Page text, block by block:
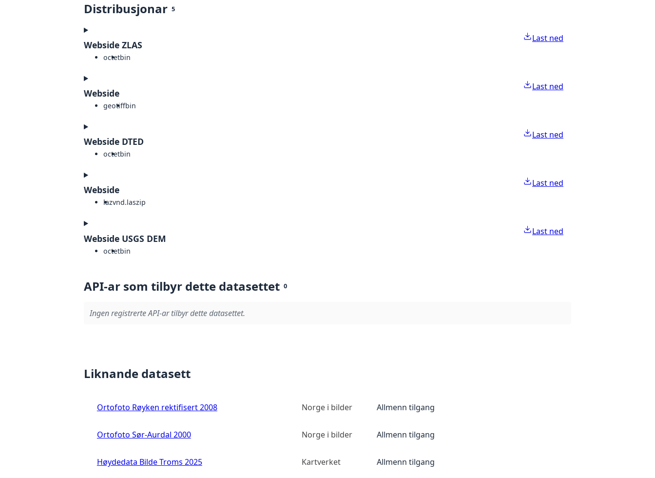
Distribusjonar 5
Webside ZLAS
octetbin
Last ned
Webside
geotiffbin
Last ned
Webside DTED
octetbin
Last ned
Webside
lazvnd.laszip
Last ned
Webside USGS DEM
octetbin
Last ned
API-ar som tilbyr dette datasettet 0
Ingen registrerte API-ar tilbyr dette datasettet.
Liknande datasett
Ortofoto Røyken rektifisert 2008 Norge i bilder Allmenn tilgang
Ortofoto Sør-Aurdal 2000 Norge i bilder Allmenn tilgang
Høydedata Bilde Troms 2025 Kartverket Allmenn tilgang